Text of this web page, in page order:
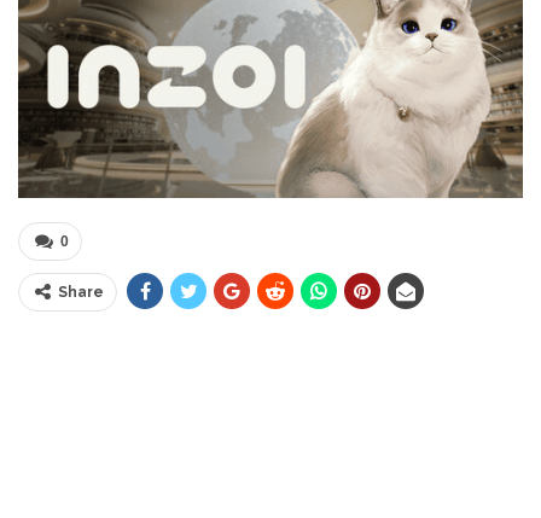
0
Share